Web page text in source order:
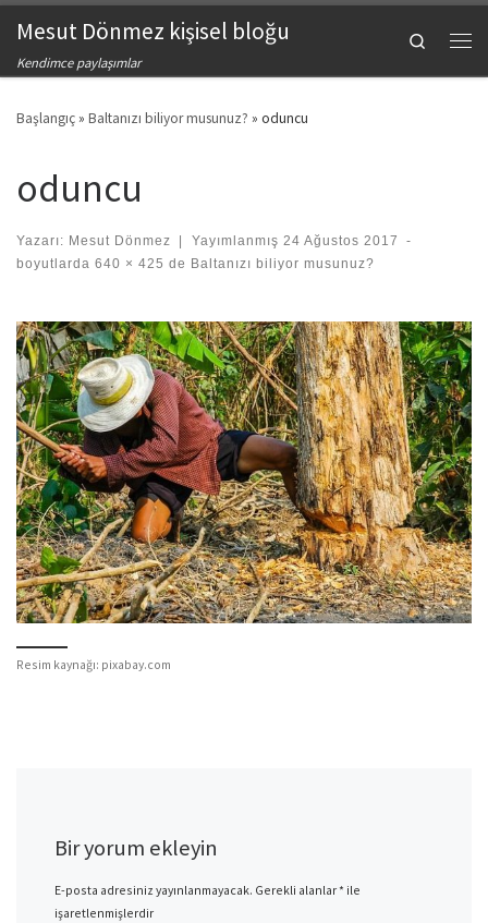
Skip to content
Mesut Dönmez kişisel bloğu
Kendimce paylaşımlar
Search
Başlangıç » Baltanızı biliyor musunuz? » oduncu
oduncu
Yazarı: Mesut Dönmez | Yayımlanmış 24 Ağustos 2017
-
boyutlarda 640 × 425 de Baltanızı biliyor musunuz?
Images navigation
Resim kaynağı: pixabay.com
Bir yorum ekleyin
E-posta adresiniz yayınlanmayacak. Gerekli alanlar* ile
işaretlenmişlerdir